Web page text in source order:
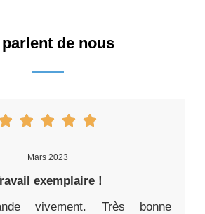
de nous
Mars 2023
exemplaire !
vivement. Très bonne